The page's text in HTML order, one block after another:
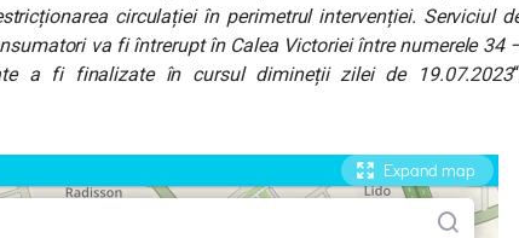
circulației în perimetrul intervenției. Serviciul
va fi întrerupt în Calea Victoriei între numerele 34
a fi finalizate în cursul dimineții zilei de 19.07.2023